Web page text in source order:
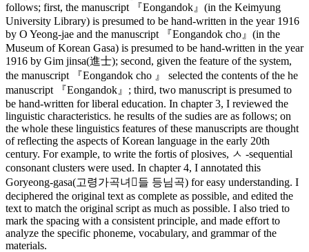
follows; first, the manuscript 『Eongandok』(in the Keimyung
University Library) is presumed to be hand-written in the year 1916
by O Yeong-jae and the manuscript 『Eongandok cho』(in the
Museum of Korean Gasa) is presumed to be hand-written in the year
1916 by Gim jinsa(進士); second, given the feature of the system,
the manuscript 『Eongandok cho 』 selected the contents of the he
manuscript 『Eongandok』; third, two manuscript is presumed to
be hand-written for liberal education. In chapter 3, I reviewed the
linguistic characteristics. he results of the sudies are as follows; on
the whole these linguistics features of these manuscripts are thought
of reflecting the aspects of Korean language in the early 20th
century. For example, to write the fortis of plosives, ㅅ -sequential
consonant clusters were used. In chapter 4, I annotated this
Goryeong-gasa(고령가곡녀들 등님곡) for easy understanding. I
deciphered the original text as complete as possible, and edited the
text to match the original script as much as possible. I also tried to
mark the spacing with a consistent principle, and made effort to
analyze the specific phoneme, vocabulary, and grammar of the
materials.